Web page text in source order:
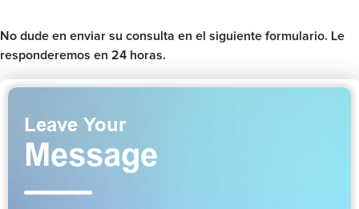
No dude en enviar su consulta en el siguiente formulario. Le
responderemos en 24 horas.